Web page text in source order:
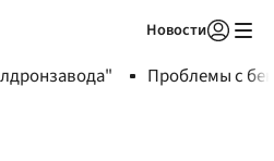
Новости
Проблемы с